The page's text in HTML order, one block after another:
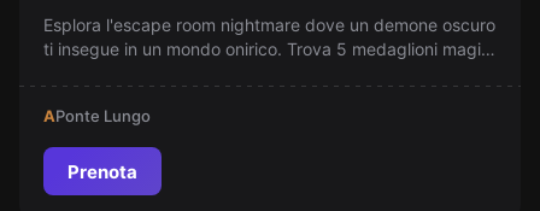
Esplora l'escape room nightmare dove un demone oscuro
ti insegue in un mondo onirico. Trova 5 medaglioni magici
dimensione da incubo. Ce la farai?
APonte Lungo
Prenota